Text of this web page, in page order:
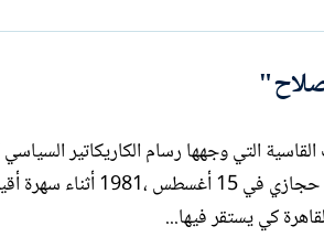
كانت هذه هي الكلمات القاسية التي وجهها رسام
إلى صلاح عبد الصبور، في منزل الشاعر أحمد
كي يستقر فيها...